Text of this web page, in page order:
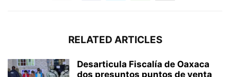
RELATED ARTICLES
Desarticula Fiscalía de Oaxaca
dos presuntos puntos de venta